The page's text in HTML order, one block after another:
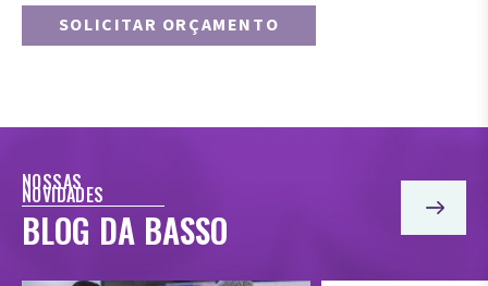
SOLICITAR ORÇAMENTO
NOSSAS
NOVIDADES
BLOG DA BASSO